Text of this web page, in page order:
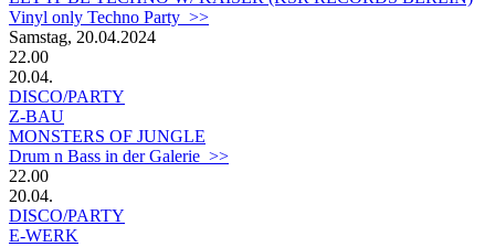
Vinyl only Techno Party >>
Samstag, 20.04.2024
22.00
20.04.
DISCO/PARTY
Z-BAU
MONSTERS OF JUNGLE
Drum n Bass in der Galerie >>
22.00
20.04.
DISCO/PARTY
E-WERK